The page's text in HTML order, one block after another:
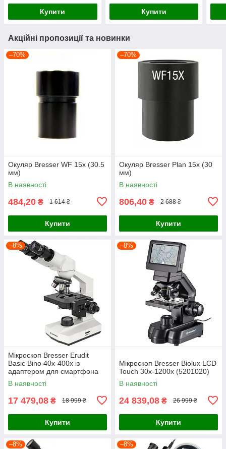
Купити Купити
Акційні пропозиції та новинки
–70%
Окуляр Bresser WF 15x (30.5
мм)
В наявності
484,20 ₴ 1 614 ₴
Купити
–70%
Окуляр Bresser Plan 15x (30
мм)
В наявності
806,40 ₴ 2 688 ₴
Купити
–8%
Мікроскоп Bresser Erudit
Basic Bino 40x-400x із
адаптером для смартфона
(5102200)
В наявності
17 479,08 ₴ 18 999 ₴
Купити
–8%
Мікроскоп Bresser Biolux LCD
Touch 30x-1200x (5201020)
В наявності
24 839,08 ₴ 26 999 ₴
Купити
–8% –8%